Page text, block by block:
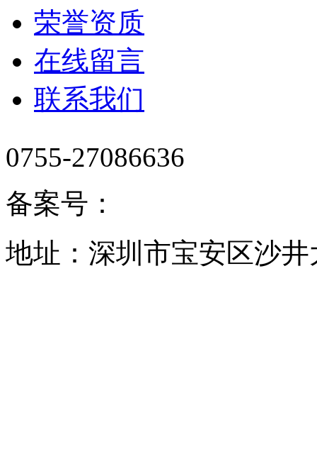
荣誉资质
在线留言
联系我们
0755-27086636
备案号：
地址：深圳市宝安区沙